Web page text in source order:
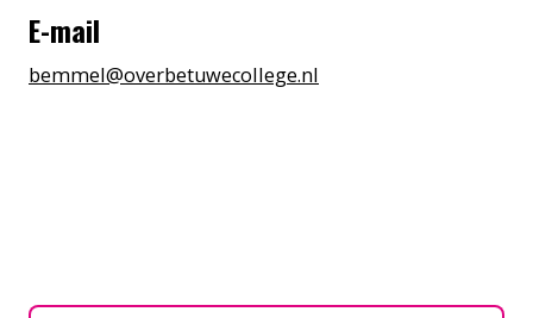
E-mail
bemmel@overbetuwecollege.nl